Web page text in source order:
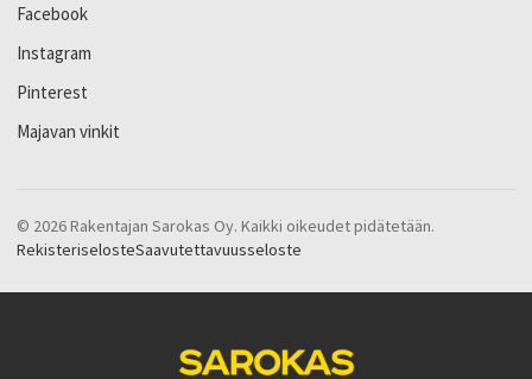
Facebook
Instagram
Pinterest
Majavan vinkit
© 2026 Rakentajan Sarokas Oy. Kaikki oikeudet pidätetään.
RekisteriselosteSaavutettavuusseloste